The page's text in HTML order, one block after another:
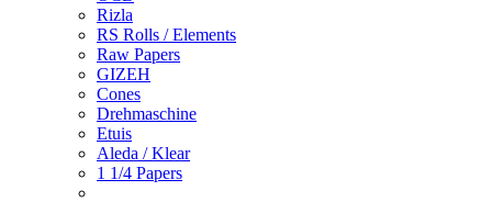
Rizla
RS Rolls / Elements
Raw Papers
GIZEH
Cones
Drehmaschine
Etuis
Aleda / Klear
1 1/4 Papers